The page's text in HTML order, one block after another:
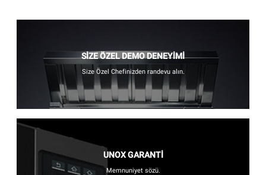
SİZE ÖZEL DEMO DENEYİMİ
Size Özel Chefinizden randevu alın.
UNOX GARANTİ
Memnuniyet sözü.